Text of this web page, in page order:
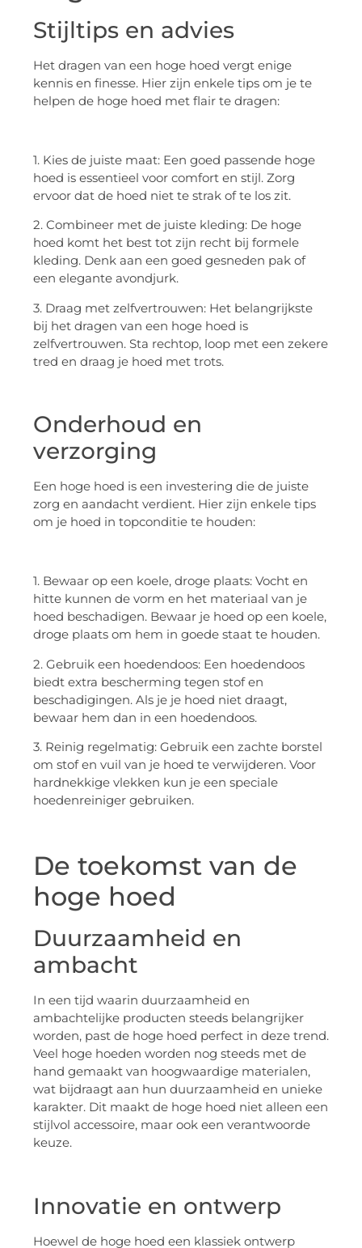
Stijltips en advies
Het dragen van een hoge hoed vergt enige
kennis en finesse. Hier zijn enkele tips om je te
helpen de hoge hoed met flair te dragen:
1. Kies de juiste maat: Een goed passende hoge
hoed is essentieel voor comfort en stijl. Zorg
ervoor dat de hoed niet te strak of te los zit.
2. Combineer met de juiste kleding: De hoge
hoed komt het best tot zijn recht bij formele
kleding. Denk aan een goed gesneden pak of
een elegante avondjurk.
3. Draag met zelfvertrouwen: Het belangrijkste
bij het dragen van een hoge hoed is
zelfvertrouwen. Sta rechtop, loop met een zekere
tred en draag je hoed met trots.
Onderhoud en
verzorging
Een hoge hoed is een investering die de juiste
zorg en aandacht verdient. Hier zijn enkele tips
om je hoed in topconditie te houden:
1. Bewaar op een koele, droge plaats: Vocht en
hitte kunnen de vorm en het materiaal van je
hoed beschadigen. Bewaar je hoed op een koele,
droge plaats om hem in goede staat te houden.
2. Gebruik een hoedendoos: Een hoedendoos
biedt extra bescherming tegen stof en
beschadigingen. Als je je hoed niet draagt,
bewaar hem dan in een hoedendoos.
3. Reinig regelmatig: Gebruik een zachte borstel
om stof en vuil van je hoed te verwijderen. Voor
hardnekkige vlekken kun je een speciale
hoedenreiniger gebruiken.
De toekomst van de
hoge hoed
Duurzaamheid en
ambacht
In een tijd waarin duurzaamheid en
ambachtelijke producten steeds belangrijker
worden, past de hoge hoed perfect in deze trend.
Veel hoge hoeden worden nog steeds met de
hand gemaakt van hoogwaardige materialen,
wat bijdraagt aan hun duurzaamheid en unieke
karakter. Dit maakt de hoge hoed niet alleen een
stijlvol accessoire, maar ook een verantwoorde
keuze.
Innovatie en ontwerp
Hoewel de hoge hoed een klassiek ontwerp